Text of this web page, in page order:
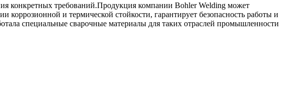
конкретных требований.Продукция компании Bohler Welding может
и термической стойкости, гарантирует безопасность работы и
специальные сварочные материалы для таких отраслей промышленности